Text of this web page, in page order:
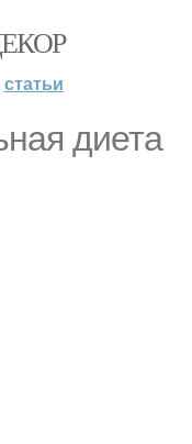
статьи
диета